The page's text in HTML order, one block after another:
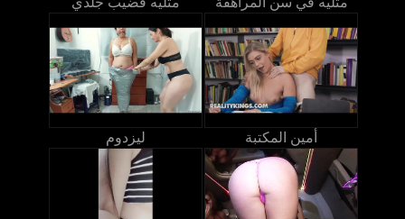
مثليه قضيب جلدي مثليه في سن المراهقة
ليزدوم أمين المكتبة